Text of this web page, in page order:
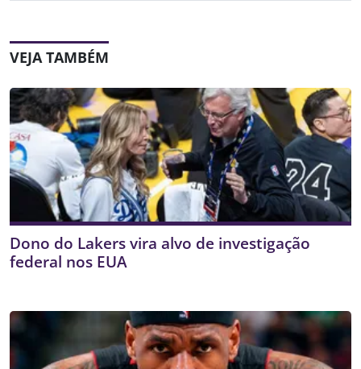
VEJA TAMBÉM
Dono do Lakers vira alvo de investigação
federal nos EUA